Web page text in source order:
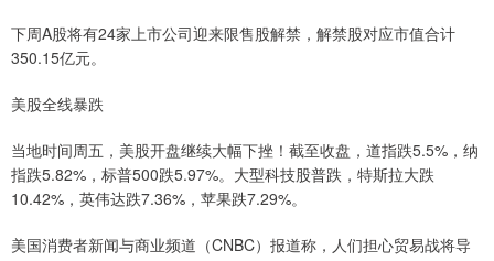
下周A股将有24家上市公司迎来限售股解禁，解禁股对应市值合计
350.15亿元。
美股全线暴跌
当地时间周五，美股开盘继续大幅下挫！截至收盘，道指跌5.5%，纳
指跌5.82%，标普500跌5.97%。大型科技股普跌，特斯拉大跌
10.42%，英伟达跌7.36%，苹果跌7.29%。
美国消费者新闻与商业频道（CNBC）报道称，人们担心贸易战将导